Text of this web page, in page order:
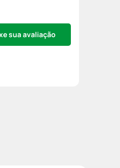
sua avaliação